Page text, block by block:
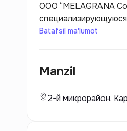
ООО “MELAGRANA
домов. Стремясь к
Batafsil ma'lumot
Manzil
2-й микрорайон,